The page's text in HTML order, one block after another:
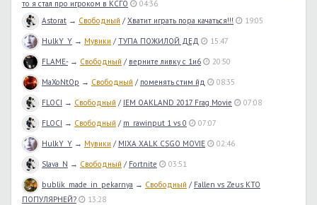
то я стал про игроком в КСГО
04:36
Astorat → Свободный /Хватит играть пора качаться!!! 19:05
HulkY_Y → Мувики /ТУПА ПОЖИЛОЙ ДЕД 15:47
FLAME-→ Свободный / верните ливку с 1и6 20:50
MaXoNtOp → Свободный / поменять стим йд 08:35
FLOCI → Свободный / IEM OAKLAND 2017 Frag Movie 07:08
FLOCI → Свободный / m_rawinput 1 vs 0 07:07
HulkY_Y → Мувики / MIXA XALK CSGO MOVIE 02:46
Slava_N → Свободный / Fortnite 03:51
bublik_made_in_pekarnya → Свободный / Fallen vs Zeus КТО
ПОПУЛЯРНЕЙ?
13:28